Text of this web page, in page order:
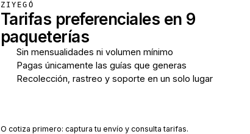
ZIYEGÓ
Tarifas preferenciales en 9
paqueterías
Sin mensualidades ni volumen mínimo
Pagas únicamente las guías que generas
Recolección, rastreo y soporte en un solo lugar
O cotiza primero: captura tu envío y consulta tarifas.